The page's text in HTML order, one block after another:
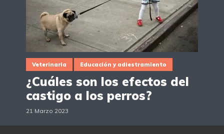
Veterinaria Educación y adiestramiento
¿Cuáles son los efectos del
castigo a los perros?
21 Marzo 2023